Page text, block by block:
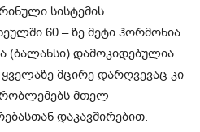
სისტემის
60 – ზე მეტი ჰორმონია.
(ბალანსი) დამოკიდებულია
მცირე დარღვევაც კი
მთელ
დაკავშირებით.